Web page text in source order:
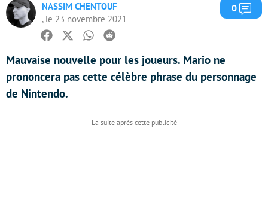
NASSIM CHENTOUF
, le 23 novembre 2021
0
Facebook
TwitterWhatsapp
Reddit
Mauvaise nouvelle pour les joueurs. Mario ne
prononcera pas cette célèbre phrase du personnage
de Nintendo.